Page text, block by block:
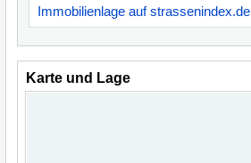
Immobilienlage auf strassenindex.de
Karte und Lage